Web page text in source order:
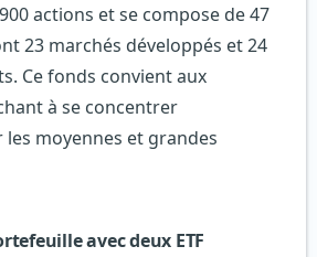
actions et se compose de 47
23 marchés développés et 24
Ce fonds convient aux
à se concentrer
moyennes et grandes
avec deux ETF